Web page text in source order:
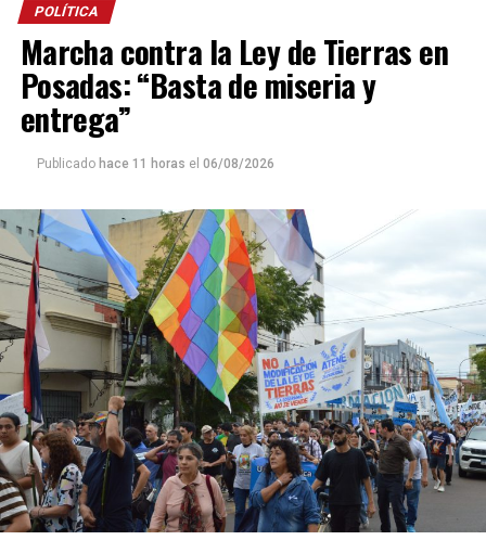
POLÍTICA
Marcha contra la Ley de Tierras en
Posadas: “Basta de miseria y
entrega”
Publicado hace 11 horas el 06/08/2026